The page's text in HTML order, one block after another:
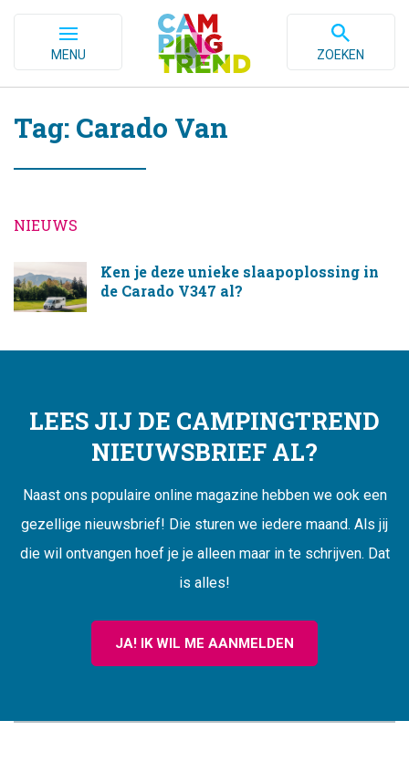
MENU ZOEKEN
Tag: Carado Van
NIEUWS
Ken je deze unieke slaapoplossing in
de Carado V347 al?
LEES JIJ DE CAMPINGTREND
NIEUWSBRIEF AL?
Naast ons populaire online magazine hebben we ook een
gezellige nieuwsbrief! Die sturen we iedere maand. Als jij
die wil ontvangen hoef je je alleen maar in te schrijven. Dat
is alles!
JA! IK WIL ME AANMELDEN